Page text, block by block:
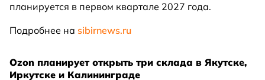
планируется в первом квартале 2027 года.
Подробнее на sibirnews.ru
Ozon планирует открыть три склада в Якутске,
Иркутске и Калининграде